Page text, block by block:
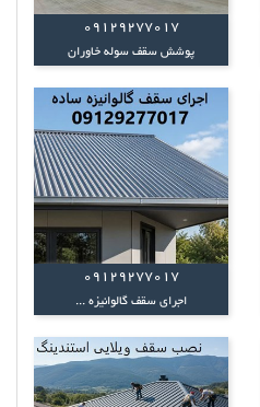
09129277017
پوشش سقف سوله خاوران
09129277017
اجرای سقف گالوانیزه ...